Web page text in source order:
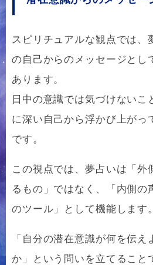
スピリチュアルな観点では、
の自己からのメッセージとし
あります。
日中の意識では気づけないこ
に深い自己から浮かび上がっ
です。
この視点では、夢占いは「外
るもの」ではなく、「内側の
のツール」として機能します。
「自分の潜在意識が何を伝
か」という問いを立てること